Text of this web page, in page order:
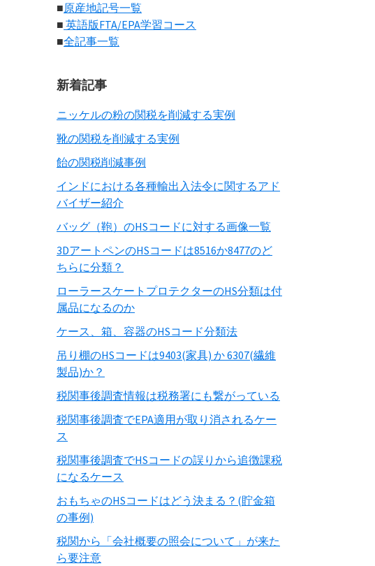
■原産地記号一覧
■ 英語版FTA/EPA学習コース
■全記事一覧
新着記事
ニッケルの粉の関税を削減する実例
靴の関税を削減する実例
飴の関税削減事例
インドにおける各種輸出入法令に関するアド
バイザー紹介
バッグ（鞄）のHSコードに対する画像一覧
3DアートペンのHSコードは8516か8477のど
ちらに分類？
ローラースケートプロテクターのHS分類は付
属品になるのか
ケース、箱、容器のHSコード分類法
吊り棚のHSコードは9403(家具) か 6307(繊維
製品)か？
税関事後調査情報は税務署にも繋がっている
税関事後調査でEPA適用が取り消されるケー
ス
税関事後調査でHSコードの誤りから追徴課税
になるケース
おもちゃのHSコードはどう決まる？(貯金箱
の事例)
税関から「会社概要の照会について」が来た
ら要注意